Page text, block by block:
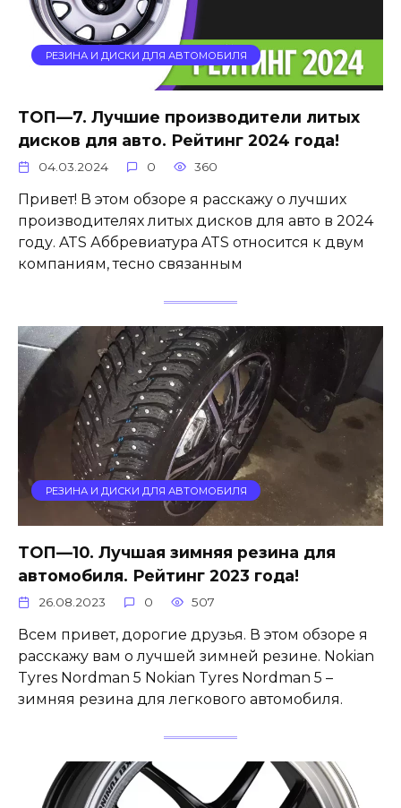
РЕЗИНА И ДИСКИ ДЛЯ АВТОМОБИЛЯ
ТОП—7. Лучшие производители литых
дисков для авто. Рейтинг 2024 года!
04.03.2024 0 360
Привет! В этом обзоре я расскажу о лучших
производителях литых дисков для авто в 2024
году. ATS Аббревиатура ATS относится к двум
компаниям, тесно связанным
РЕЗИНА И ДИСКИ ДЛЯ АВТОМОБИЛЯ
ТОП—10. Лучшая зимняя резина для
автомобиля. Рейтинг 2023 года!
26.08.2023 0 507
Всем привет, дорогие друзья. В этом обзоре я
расскажу вам о лучшей зимней резине. Nokian
Tyres Nordman 5 Nokian Tyres Nordman 5 –
зимняя резина для легкового автомобиля.